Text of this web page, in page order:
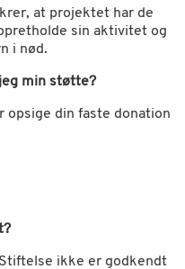
at projektet har de
sin aktivitet og
i nød.
min støtte?
opsige din faste donation
ikke er godkendt